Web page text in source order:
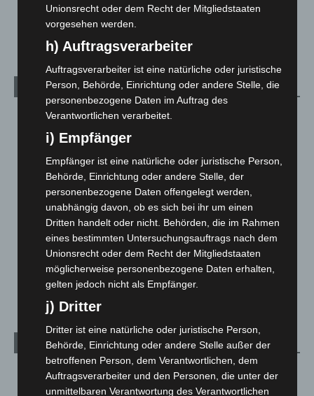
Celle: Mensch stirbt bei Bagger-Unfall auf Baustelle
5. August 2026
Kategorien
Blaulicht
Corona-News
Hannover und Region
5.039
Langenhagen und Ortsteile
Leserbriefe
Menschen
Über uns
Veranstaltungen
1.888
Archiv
August 2026(14)
Unionsrecht oder dem Recht der Mitgliedstaaten
vorgesehen werden.
h) Auftragsverarbeiter
Auftragsverarbeiter ist eine natürliche oder juristische
Person, Behörde, Einrichtung oder andere Stelle, die
personenbezogene Daten im Auftrag des
Verantwortlichen verarbeitet.
i) Empfänger
Empfänger ist eine natürliche oder juristische Person,
Behörde, Einrichtung oder andere Stelle, der
personenbezogene Daten offengelegt werden,
unabhängig davon, ob es sich bei ihr um einen
Dritten handelt oder nicht. Behörden, die im Rahmen
eines bestimmten Untersuchungsauftrags nach dem
Unionsrecht oder dem Recht der Mitgliedstaaten
möglicherweise personenbezogene Daten erhalten,
gelten jedoch nicht als Empfänger.
j) Dritter
Dritter ist eine natürliche oder juristische Person,
Behörde, Einrichtung oder andere Stelle außer der
betroffenen Person, dem Verantwortlichen, dem
Auftragsverarbeiter und den Personen, die unter der
unmittelbaren Verantwortung des Verantwortlichen